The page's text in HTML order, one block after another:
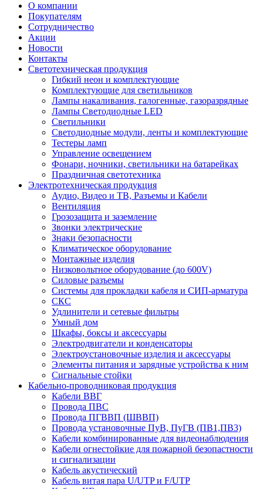
О компании
Покупателям
Сотрудничество
Акции
Новости
Контакты
Светотехническая продукция
Гибкий неон и комплектующие
Комплектующие для светильников
Лампы накаливания, галогенные, газоразрядные
Лампы Светодиодные LED
Светильники
Светодиодные модули, ленты и комплектующие
Тестеры ламп
Управление освещением
Фонари, ночники, светильники на батарейках
Праздничная светотехника
Электротехническая продукция
Аудио, Видео и ТВ, Разъемы и Кабели
Вентиляция
Грозозащита и заземление
Звонки электрические
Знаки безопасности
Климатическое оборудование
Монтажные изделия
Низковольтное оборудование (до 600V)
Силовые разъемы
Системы для прокладки кабеля и СИП-арматура
СКС
Удлинители и сетевые фильтры
Умный дом
Шкафы, боксы и аксессуары
Электродвигатели и конденсаторы
Электроустановочные изделия и аксессуары
Элементы питания и зарядные устройства к ним
Сигнальные стойки
Кабельно-проводниковая продукция
Кабели ВВГ
Провода ПВС
Провода ПГВВП (ШВВП)
Провода установочные ПуВ, ПуГВ (ПВ1,ПВ3)
Кабели комбинированные для видеонаблюдения
Кабели огнестойкие для пожарной безопастности
и сигнализации
Кабель акустический
Кабель витая пара U/UTP и F/UTP